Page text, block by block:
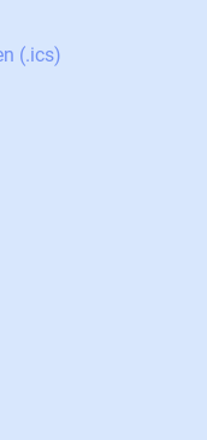
(.ics)